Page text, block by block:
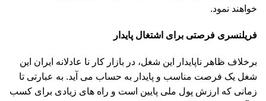
خواهند نمود.
فریلنسری فرصتی برای اشتغال پایدار
برخلاف ظاهر ناپایدار این شغل، در بازار کار نا عادلانه ایران این
شغل یک فرصت مناسب و پایدار به حساب می آید. به عبارتی تا
زمانی که ارزش پول ملی پایین است و راه های زیادی برای کسب